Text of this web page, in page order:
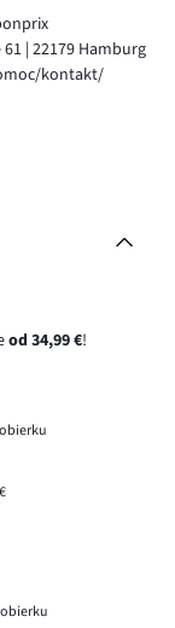
| 22179 Hamburg
kontakt/
od 34,99 €!